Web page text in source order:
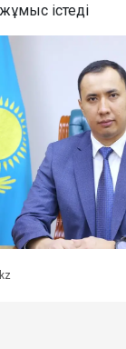
істеді